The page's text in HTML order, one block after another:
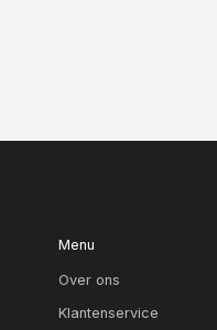
Menu
Over ons
Klantenservice